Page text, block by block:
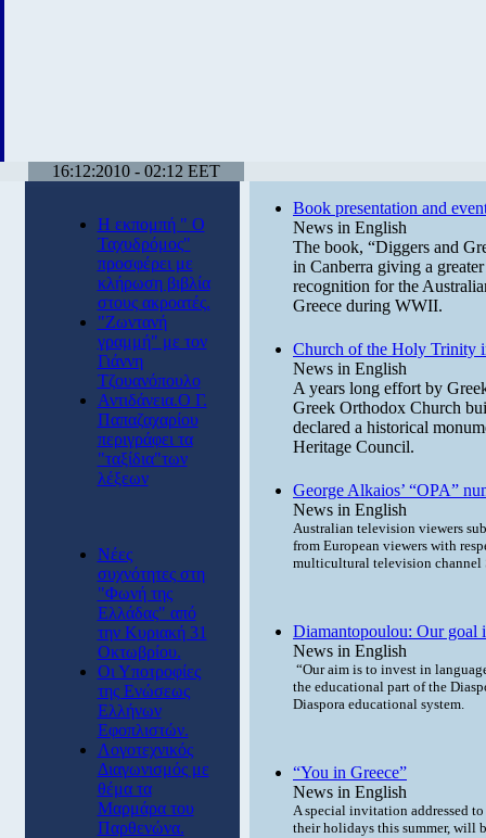
16:12:2010 - 02:12 EET
Η εκπομπή " Ο
Ταχυδρόμος"
προσφέρει με
κλήρωση βιβλία
στους ακροατές.
"Ζωντανή
γραμμή" με τον
Γιάννη
Τζουανόπουλο
Αντιδάνεια.Ο Γ.
Παπαζαχαρίου
περιγράφει τα
"ταξίδια"των
λέξεων
Νέες
συχνότητες στη
"Φωνή της
Ελλάδας" από
την Κυριακή 31
Οκτωβρίου.
Οι Υποτροφίες
της Ενώσεως
Ελλήνων
Εφοπλιστών.
Λογοτεχνικός
Διαγωνισμός με
θέμα τα
Μαρμάρα του
Παρθενώνα.
Book presentation and
News in English
The book, “Diggers and
in Canberra giving a
recognition for the
Greece during WWII.
Church of the Holy Trinity
News in English
A years long effort by
Greek Orthodox Church
declared a historical
Heritage Council.
George Alkaios’ “OPA”
News in English
Australian television viewers
from European viewers with
multicultural television channel
Diamantopoulou: Our goal
News in English
“Our aim is to invest in
the educational part of the
Diaspora educational system.
“You in Greece”
News in English
A special invitation addressed
their holidays this summer, will